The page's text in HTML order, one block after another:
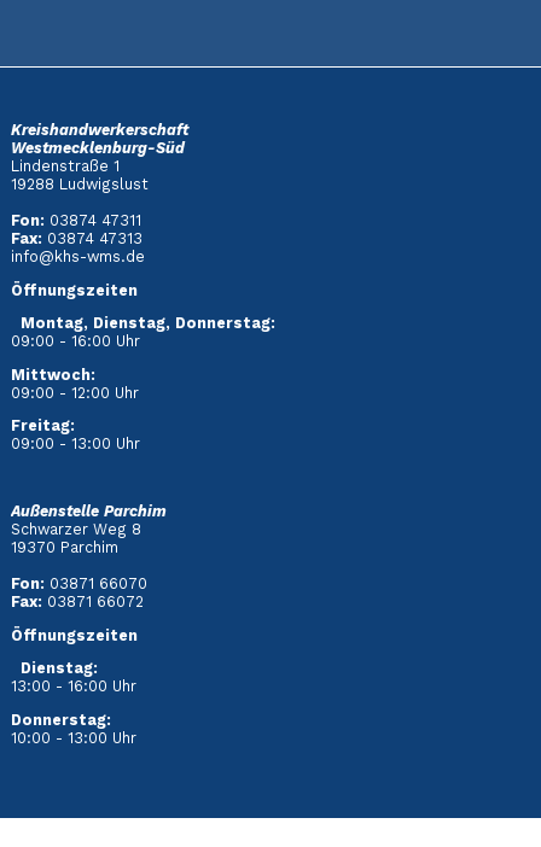
Kreishandwerkerschaft
Westmecklenburg-Süd
Lindenstraße 1
19288 Ludwigslust
Fon: 03874 47311
Fax: 03874 47313
info@khs-wms.de
Öffnungszeiten
Montag, Dienstag, Donnerstag:
09:00 - 16:00 Uhr
Mittwoch:
09:00 - 12:00 Uhr
Freitag:
09:00 - 13:00 Uhr
Außenstelle Parchim
Schwarzer Weg 8
19370 Parchim
Fon: 03871 66070
Fax: 03871 66072
Öffnungszeiten
Dienstag:
13:00 - 16:00 Uhr
Donnerstag:
10:00 - 13:00 Uhr